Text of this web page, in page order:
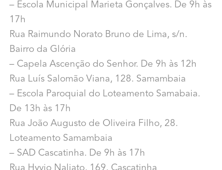
– Escola Municipal Marieta Gonçalves. De 9h às
17h
Rua Raimundo Norato Bruno de Lima, s/n.
Bairro da Glória
– Capela Ascenção do Senhor. De 9h às 12h
Rua Luís Salomão Viana, 128. Samambaia
– Escola Paroquial do Loteamento Samabaia.
De 13h às 17h
Rua João Augusto de Oliveira Filho, 28.
Loteamento Samambaia
– SAD Cascatinha. De 9h às 17h